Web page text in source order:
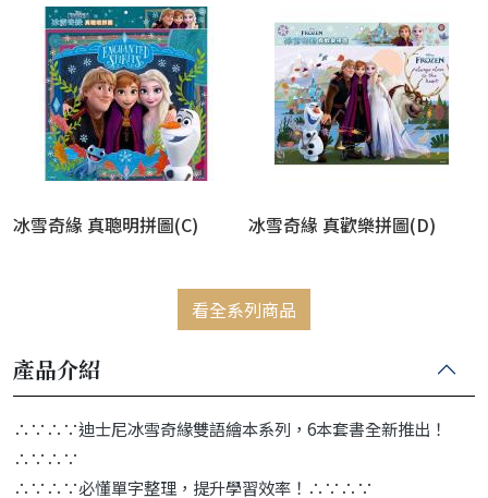
冰雪奇緣 真聰明拼圖(C) 冰雪奇緣 真歡樂拼圖(D)
看全系列商品
產品介紹
∴∵∴∵迪士尼冰雪奇緣雙語繪本系列，6本套書全新推出！
∴∵∴∵
∴∵∴∵必懂單字整理，提升學習效率！∴∵∴∵